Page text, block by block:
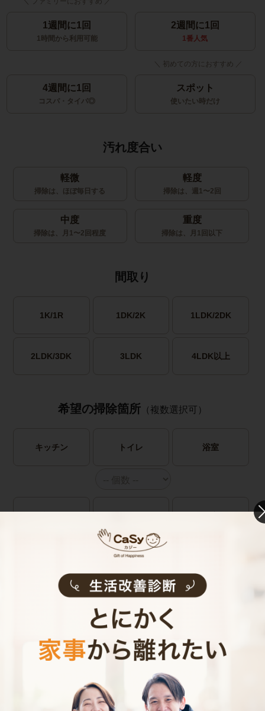
1週間に1回
1時間から利用可能
2週間に1回
1番人気
4週間に1回
コスパ・タイパ◎
スポット
使いたい時だけ
汚れ度合い
軽微
掃除は、ほぼ毎日する
軽度
掃除は、週1〜2回
中度
掃除は、月1〜2回程度
重度
掃除は、月1回以下
間取り
1K/1R 1DK/2K 1LDK/2DK
2LDK/3DK 3LDK 4LDK以上
希望の掃除箇所 （複数選択可）
キッチン トイレ 浴室
廊下 玄関 その他
有料オプション
鍵預かりオプション
(bitlock)
鍵預かりオプション
(物理キー)